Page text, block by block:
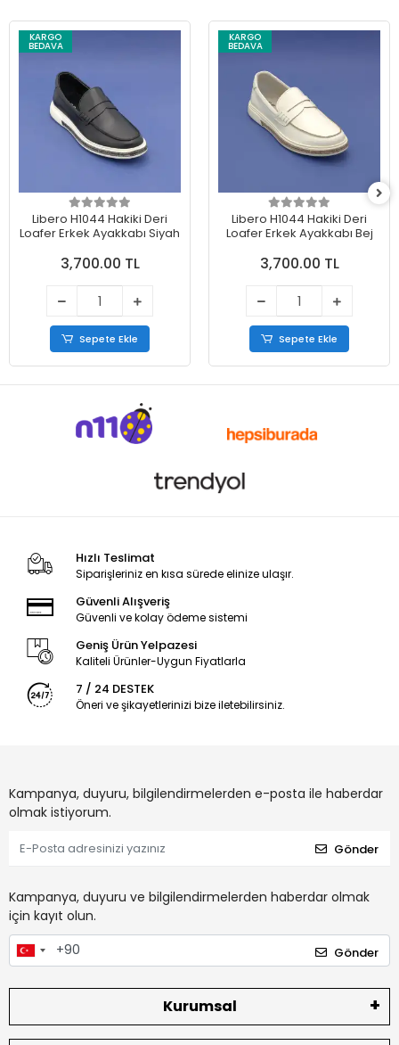
KARGO
BEDAVA
Libero H1044 Hakiki Deri
Loafer Erkek Ayakkabı Siyah
3,700.00 TL
Sepete Ekle
KARGO
BEDAVA
Libero H1044 Hakiki Deri
Loafer Erkek Ayakkabı Bej
3,700.00 TL
Sepete Ekle
Hızlı Teslimat
Siparişleriniz en kısa sürede elinize ulaşır.
Güvenli Alışveriş
Güvenli ve kolay ödeme sistemi
Geniş Ürün Yelpazesi
Kaliteli Ürünler-Uygun Fiyatlarla
7 / 24 DESTEK
Öneri ve şikayetlerinizi bize iletebilirsiniz.
Kampanya, duyuru, bilgilendirmelerden e-posta ile haberdar
olmak istiyorum.
Gönder
Kampanya, duyuru ve bilgilendirmelerden haberdar olmak
için kayıt olun.
Gönder
Kurumsal